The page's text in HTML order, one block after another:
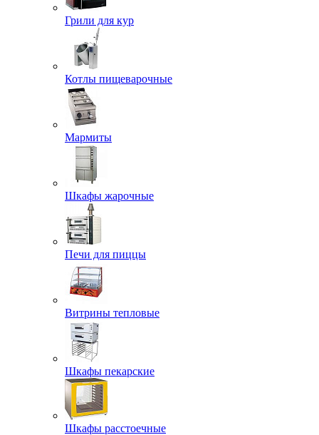
Грили для кур
Котлы пищеварочные
Мармиты
Шкафы жарочные
Печи для пиццы
Витрины тепловые
Шкафы пекарские
Шкафы расстоечные